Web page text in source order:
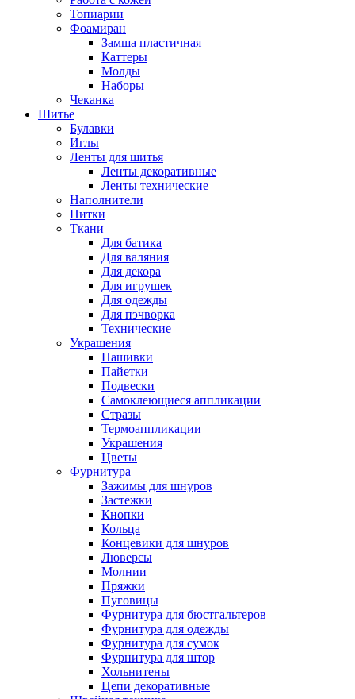
Топиарии
Фоамиран
Замша пластичная
Каттеры
Молды
Наборы
Чеканка
Шитье
Булавки
Иглы
Ленты для шитья
Ленты декоративные
Ленты технические
Наполнители
Нитки
Ткани
Для батика
Для валяния
Для декора
Для игрушек
Для одежды
Для пэчворка
Технические
Украшения
Нашивки
Пайетки
Подвески
Самоклеющиеся аппликации
Стразы
Термоаппликации
Украшения
Цветы
Фурнитура
Зажимы для шнуров
Застежки
Кнопки
Кольца
Концевики для шнуров
Люверсы
Молнии
Пряжки
Пуговицы
Фурнитура для бюстгальтеров
Фурнитура для одежды
Фурнитура для сумок
Фурнитура для штор
Хольнитены
Цепи декоративные